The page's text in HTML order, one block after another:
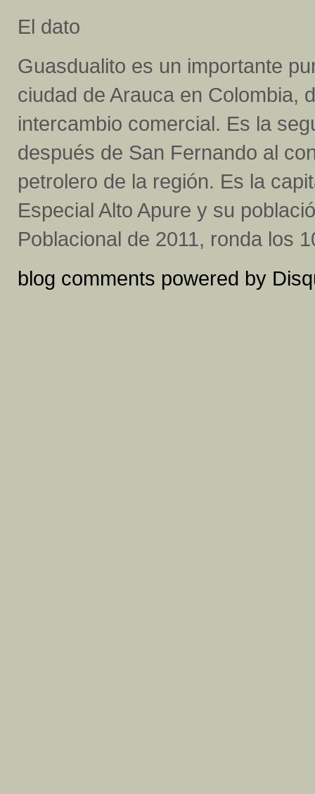
El dato
Guasdualito es un importante
ciudad de Arauca en Colombia,
intercambio comercial. Es la
después de San Fernando al
petrolero de la región. Es la
Especial Alto Apure y su
Poblacional de 2011, ronda los
blog comments powered by